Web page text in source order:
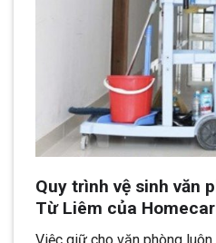
Quy trình vệ sinh văn
Từ Liêm của
Việc giữ cho văn phòng